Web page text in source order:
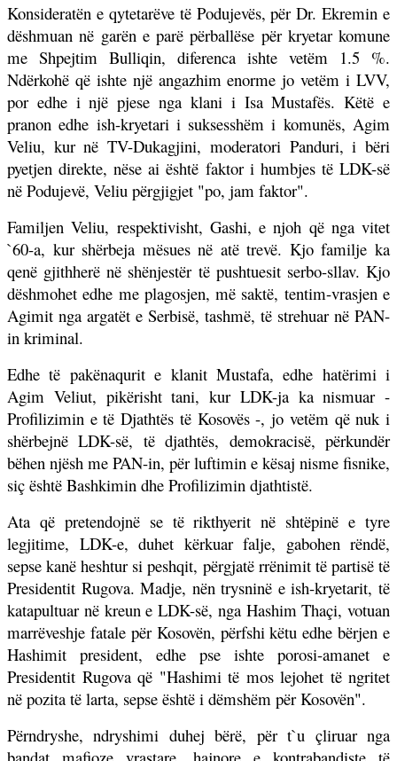
Konsideratën e qytetarëve të Podujevës, për Dr. Ekremin e
dëshmuan në garën e parë përballëse për kryetar komune
me Shpejtim Bulliqin, diferenca ishte vetëm 1.5 %.
Ndërkohë që ishte një angazhim enorme jo vetëm i LVV,
por edhe i një pjese nga klani i Isa Mustafës. Këtë e
pranon edhe ish-kryetari i suksesshëm i komunës, Agim
Veliu, kur në TV-Dukagjini, moderatori Panduri, i bëri
pyetjen direkte, nëse ai është faktor i humbjes të LDK-së
në Podujevë, Veliu përgjigjet "po, jam faktor".
Familjen Veliu, respektivisht, Gashi, e njoh që nga vitet
`60-a, kur shërbeja mësues në atë trevë. Kjo familje ka
qenë gjithherë në shënjestër të pushtuesit serbo-sllav. Kjo
dëshmohet edhe me plagosjen, më saktë, tentim-vrasjen e
Agimit nga argatët e Serbisë, tashmë, të strehuar në PAN-
in kriminal.
Edhe të pakënaqurit e klanit Mustafa, edhe hatërimi i
Agim Veliut, pikërisht tani, kur LDK-ja ka nismuar -
Profilizimin e të Djathtës të Kosovës -, jo vetëm që nuk i
shërbejnë LDK-së, të djathtës, demokracisë, përkundër
bëhen njësh me PAN-in, për luftimin e kësaj nisme fisnike,
siç është Bashkimin dhe Profilizimin djathtistë.
Ata që pretendojnë se të rikthyerit në shtëpinë e tyre
legjitime, LDK-e, duhet kërkuar falje, gabohen rëndë,
sepse kanë heshtur si peshqit, përgjatë rrënimit të partisë të
Presidentit Rugova. Madje, nën trysninë e ish-kryetarit, të
katapultuar në kreun e LDK-së, nga Hashim Thaçi, votuan
marrëveshje fatale për Kosovën, përfshi këtu edhe bërjen e
Hashimit president, edhe pse ishte porosi-amanet e
Presidentit Rugova që "Hashimi të mos lejohet të ngritet
në pozita të larta, sepse është i dëmshëm për Kosovën".
Përndryshe, ndryshimi duhej bërë, për t`u çliruar nga